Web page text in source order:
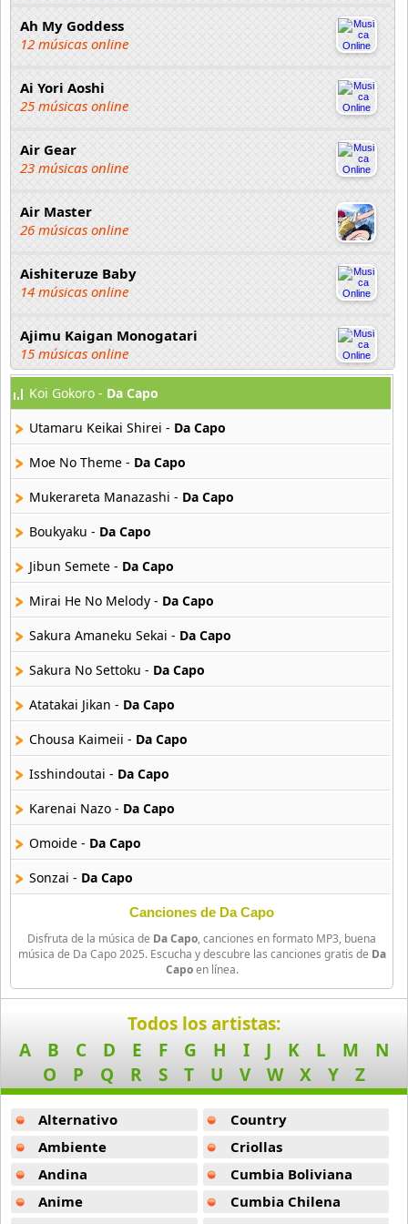
Ah My Goddess
12 músicas online
Ai Yori Aoshi
25 músicas online
Air Gear
23 músicas online
Air Master
26 músicas online
Aishiteruze Baby
14 músicas online
Ajimu Kaigan Monogatari
15 músicas online
Akahori Gedou Hour Rabuge
29 músicas online
Akane Iro Ni Samoru Saka
26 músicas online
6 músicas online
Akikan
15 músicas online
Alejandro Arnais
3 músicas online
Amaenaideyo
26 músicas online
Amagami Ss
50 músicas online
Amatsuki
20 músicas online
Angel Beats
Angel Heart
Angel Sanctuary
Angelic Layer
3 músicas online
Ano Natsu De Matteru
Another
Koi Gokoro - Da Capo
Utamaru Keikai Shirei - Da Capo
Moe No Theme - Da Capo
Mukerareta Manazashi - Da Capo
Boukyaku - Da Capo
Jibun Semete - Da Capo
Mirai He No Melody - Da Capo
Sakura Amaneku Sekai - Da Capo
Sakura No Settoku - Da Capo
Atatakai Jikan - Da Capo
Chousa Kaimeii - Da Capo
Isshindoutai - Da Capo
Karenai Nazo - Da Capo
Omoide - Da Capo
Sonzai - Da Capo
Aisia No Shinjou -Da Capo
Fuan - Da Capo
Karenai Sakura -Da Capo
Koutei Wo Mioroshite -
Da Capo
Nagame Nani -Da Capo
Saikai -Da Capo
Sakura Kimi Ni Emu -
Da Capo
Canciones de Da Capo
Disfruta de la música de Da Capo, canciones en formato MP3, buena
música de Da Capo 2025. Escucha y descubre las canciones gratis de Da
Capoen línea.
Todos los artistas:
A
B C D E F G H I J K L M
N
O
P Q R S T U V W X Y Z
Alternativo
Ambiente
Andina
Anime
Country
Criollas
Cumbia Boliviana
Cumbia Chilena